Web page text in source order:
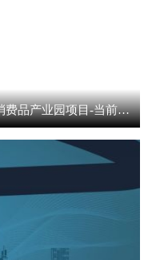
东阿阿胶拟投资14.85亿元 建设健康消费品产业园项目-当前关注